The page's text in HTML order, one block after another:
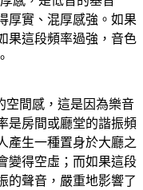
厚實、混厚感強。如果
果這段頻率過強，音色
空間感，這是因為樂音
是房間或廳堂的諧振頻
產生一種置身於大廳之
變得空虛；而如果這段
的聲音，嚴重地影響了